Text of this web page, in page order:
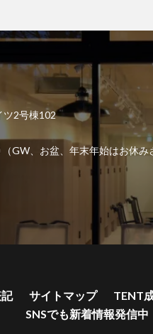
ツ2号棟102
、お盆、年末年始はお休み
サイトマップ TENT
SNSでも新着情報発信中